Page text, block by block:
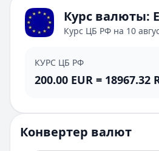
Курс валюты:
Курс ЦБ РФ на 10
КУРС ЦБ РФ
200.00 EUR = 18967.32
Конвертер валют